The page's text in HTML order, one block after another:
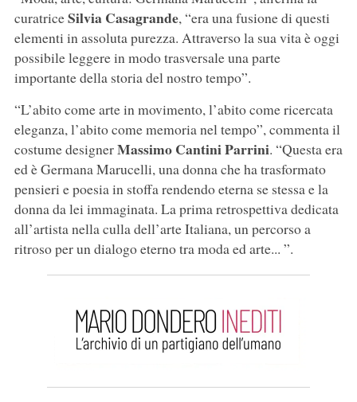
curatriceSilvia Casagrande, “era una fusione di questi
elementi in assoluta purezza. Attraverso la sua vita è oggi
possibile leggere in modo trasversale una parte
importante della storia del nostro tempo”.
“L’abito come arte in movimento, l’abito come ricercata
eleganza, l’abito come memoria nel tempo”, commenta il
costume designerMassimo Cantini Parrini. “Questa era
ed è Germana Marucelli, una donna che ha trasformato
pensieri e poesia in stoffa rendendo eterna se stessa e la
donna da lei immaginata. La prima retrospettiva dedicata
all’artista nella culla dell’arte Italiana, un percorso a
ritroso per un dialogo eterno tra moda ed arte... ”.